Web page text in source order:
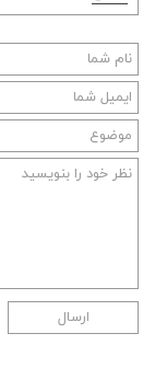
ارسال